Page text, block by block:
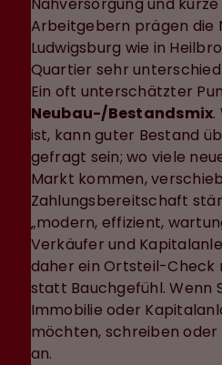
Arbeitgebern prägen die
Ludwigsburg wie in
Quartier sehr
Ein oft unterschätzter
Neubau-/Bestandsmix.
ist, kann guter Bestand
gefragt sein; wo viele
Markt kommen,
Zahlungsbereitschaft
„modern, effizient,
Verkäufer und
daher ein Ortsteil-Check
statt Bauchgefühl. Wenn
Immobilie oder
möchten, schreiben oder
an.